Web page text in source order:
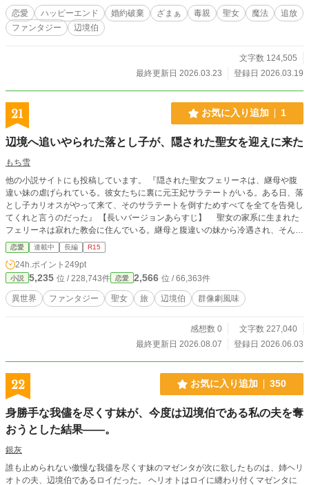
追放？ 謹んでお受けいたしますので、もう放っておいてください』☆
恋愛 ハッピーエンド 婚約破棄 ざまぁ 毒親 聖女 魔法
追放
ファンタジー
辺境伯
文字数 124,505
最終更新日 2026.03.23
登録日 2026.03.19
21 お気に入り追加 1
辺境へ追いやられた落とし子が、隠された聖女を迎えに来た
もち雪
他の小説サイトにも投稿しています。 『隠された聖女フェリーネは、継母や腹
違い妹の虐げられている。彼女たちに裏に元王妃サラテートがいる。ある日、落
とし子カリオスがやって来て、そのサラテートを倒すためすべてを全てを告発し
てくれと言うのだった』 【長いバージョンあらすじ】 聖女の家系に生まれた
フェリーネは寂れた教会に住んでいる。継母と腹違いの妹から冷遇され、そんな
様子に父と教会は無関心。 ある日、そんな彼女は、継母を裏から操る元王妃
のサラテートは呼び止められる。 「まあ、やっぱり……、貴女なのね。私には
相性がいいか、悪いか見ただけでわかるの。だから、貴女じゃないかと思った
わ。邪魔したわね。行っていいわ」王妃にとっては、主人公に取るに足らない存
在だった。 しかしフェリーネにとっては、彼女は怖い相手、何ごともなく胸を
撫でおろすが――。 そんなフェリーエの前に、カークと言う人物が現れる。
い、権力を持った公爵イクリオン家の娘サラテートの存在が、彼を王位継承権の
ない存在へ落した。今では辺境の名前ばかりの辺境伯の地位にいるカリオスだっ
うとう決行の朝、 ――外の世界が見てみたい。 朝起きて、誰の事も、ミリ
アの事さえ考えず、知らない世界を見たい。 そう思った。 その後も、彼女は
悩みながら、新月の夜、小雨の降る中カリオスの前に立つのだった。
恋愛 連載中 長編 R15
24h.ポイント 249pt
小説 5,235 位 / 228,743件 恋愛 2,566 位 / 66,363件
異世界 ファンタジー 聖女 旅 辺境伯 群像劇風味
感想数 0
文字数 227,040
最終更新日 2026.08.07
登録日 2026.06.03
22 お気に入り追加 350
身勝手な我儘を尽くす妹が、今度は辺境伯である私の夫を奪
おうとした結果――。
銀灰
誰も止められない傲慢な我儘を尽くす妹のマゼンタが次に欲したものは、姉ヘリ
オトの夫、辺境伯であるロイだった。 ヘリオトはロイに纏わり付くマゼンタに